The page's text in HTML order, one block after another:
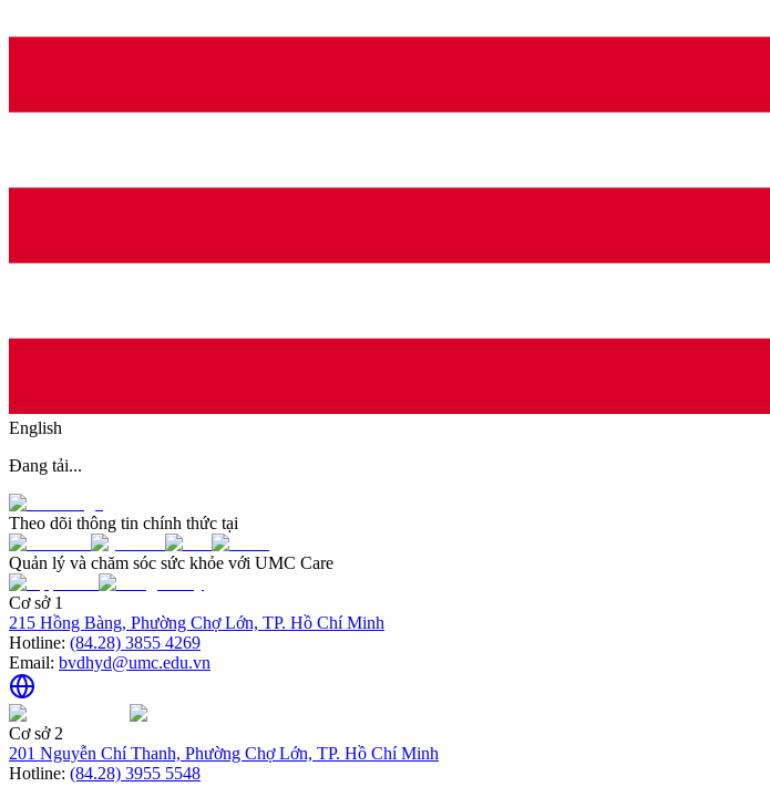
English
Đang tải...
Theo dõi thông tin chính thức tại
Quản lý và chăm sóc sức khỏe với UMC Care
Cơ sở 1
215 Hồng Bàng, Phường Chợ Lớn, TP. Hồ Chí Minh
Hotline: (84.28) 3855 4269
Email: bvdhyd@umc.edu.vn
Cơ sở 2
201 Nguyễn Chí Thanh, Phường Chợ Lớn, TP. Hồ Chí Minh
Hotline: (84.28) 3955 5548